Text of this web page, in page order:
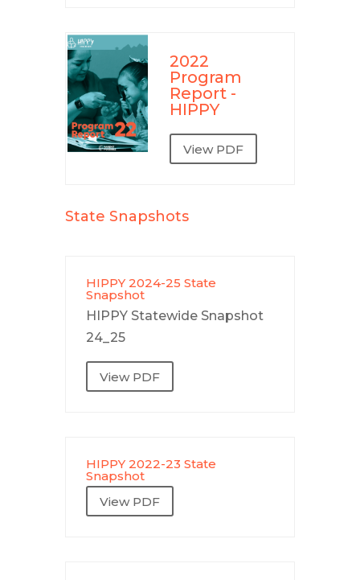
2022
Program
Report -
HIPPY
View PDF
State Snapshots
HIPPY 2024-25 State
Snapshot
HIPPY Statewide Snapshot
24_25
View PDF
HIPPY 2022-23 State
Snapshot
View PDF